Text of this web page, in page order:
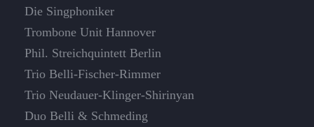
Die Singphoniker
Trombone Unit Hannover
Phil. Streichquintett Berlin
Trio Belli-Fischer-Rimmer
Trio Neudauer-Klinger-Shirinyan
Duo Belli & Schmeding